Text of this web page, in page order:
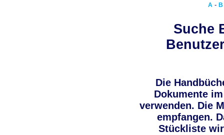
A - B
Suche
Die
Dokumente
verwenden. Die
empfangen.
Stückliste